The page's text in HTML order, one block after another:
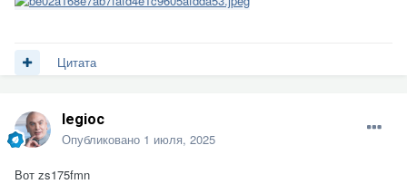
Цитата
legioc
Опубликовано 1 июля, 2025
Вот zs175fmn